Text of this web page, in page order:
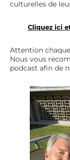
culturelles de
Cliquez ici
Attention
Nous vous
podcast afin de